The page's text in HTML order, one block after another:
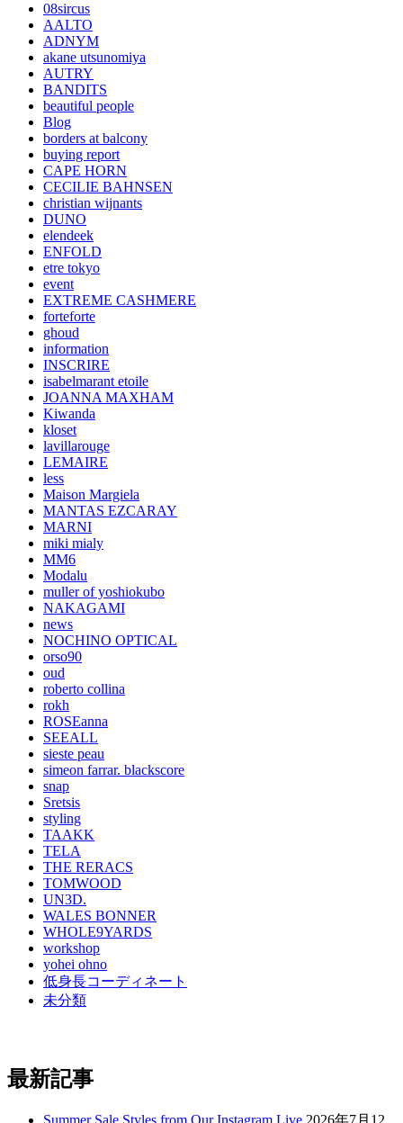
08sircus
AALTO
ADNYM
akane utsunomiya
AUTRY
BANDITS
beautiful people
Blog
borders at balcony
buying report
CAPE HORN
CECILIE BAHNSEN
christian wijnants
DUNO
elendeek
ENFOLD
etre tokyo
event
EXTREME CASHMERE
forteforte
ghoud
information
INSCRIRE
isabelmarant etoile
JOANNA MAXHAM
Kiwanda
kloset
lavillarouge
LEMAIRE
less
Maison Margiela
MANTAS EZCARAY
MARNI
miki mialy
MM6
Modalu
muller of yoshiokubo
NAKAGAMI
news
NOCHINO OPTICAL
orso90
oud
roberto collina
rokh
ROSEanna
SEEALL
sieste peau
simeon farrar. blackscore
snap
Sretsis
styling
TAAKK
TELA
THE RERACS
TOMWOOD
UN3D.
WALES BONNER
WHOLE9YARDS
workshop
yohei ohno
低身長コーディネート
未分類
最新記事